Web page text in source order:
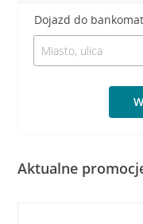
Dojazd do
Aktualne